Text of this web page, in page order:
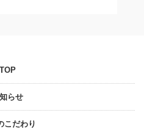
TOP
らせ
こだわり